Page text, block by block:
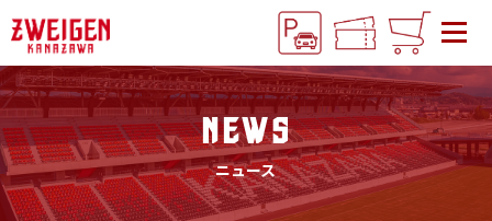
NEWS
ニュース